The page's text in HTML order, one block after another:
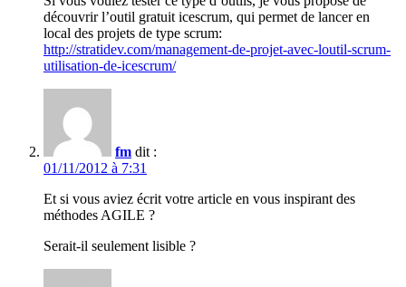
découvrir l’outil gratuit icescrum, qui permet de lancer en
local des projets de type scrum:
http://stratidev.com/management-de-projet-avec-loutil-scrum-
utilisation-de-icescrum/
fm dit :
01/11/2012 à 7:31
Et si vous aviez écrit votre article en vous inspirant des
méthodes AGILE ?
Serait-il seulement lisible ?